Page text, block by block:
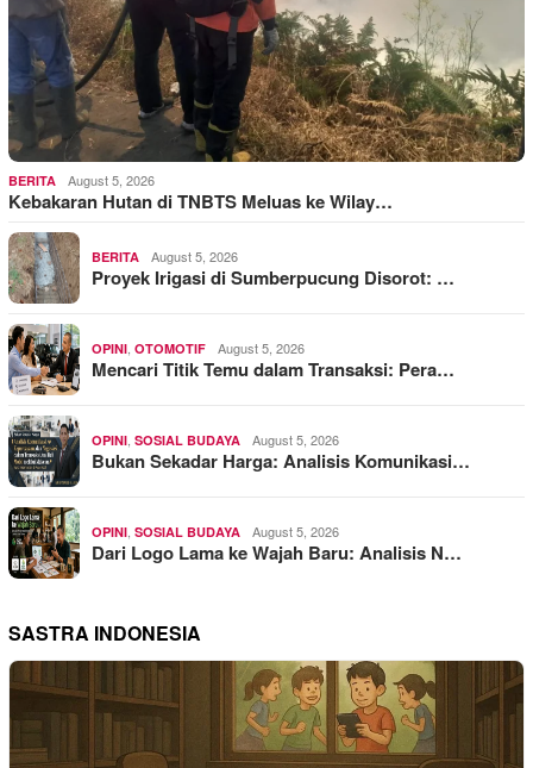
BERITA August 5, 2026
Kebakaran Hutan di TNBTS Meluas ke Wilay…
BERITA August 5, 2026
Proyek Irigasi di Sumberpucung Disorot: …
OPINI OTOMOTIF August 5, 2026
Mencari Titik Temu dalam Transaksi: Pera…
OPINI SOSIAL BUDAYA August 5, 2026
Bukan Sekadar Harga: Analisis Komunikasi…
OPINI SOSIAL BUDAYA August 5, 2026
Dari Logo Lama ke Wajah Baru: Analisis N…
SASTRA INDONESIA